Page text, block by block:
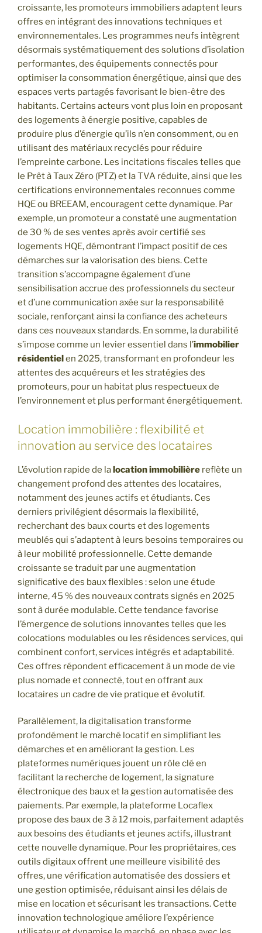
croissante, les promoteurs immobiliers adaptent leurs
offres en intégrant des innovations techniques et
environnementales. Les programmes neufs intègrent
désormais systématiquement des solutions d’isolation
performantes, des équipements connectés pour
optimiser la consommation énergétique, ainsi que des
espaces verts partagés favorisant le bien-être des
habitants. Certains acteurs vont plus loin en proposant
des logements à énergie positive, capables de
produire plus d’énergie qu’ils n’en consomment, ou en
utilisant des matériaux recyclés pour réduire
l’empreinte carbone. Les incitations fiscales telles que
le Prêt à Taux Zéro (PTZ) et la TVA réduite, ainsi que les
certifications environnementales reconnues comme
HQE ou BREEAM, encouragent cette dynamique. Par
exemple, un promoteur a constaté une augmentation
de 30 % de ses ventes après avoir certifié ses
logements HQE, démontrant l’impact positif de ces
démarches sur la valorisation des biens. Cette
transition s’accompagne également d’une
sensibilisation accrue des professionnels du secteur
et d’une communication axée sur la responsabilité
sociale, renforçant ainsi la confiance des acheteurs
dans ces nouveaux standards. En somme, la durabilité
s’impose comme un levier essentiel dans l’immobilier
résidentielen 2025, transformant en profondeur les
attentes des acquéreurs et les stratégies des
promoteurs, pour un habitat plus respectueux de
l’environnement et plus performant énergétiquement.
Location immobilière : flexibilité et
innovation au service des locataires
L’évolution rapide de lalocation immobilière reflète un
changement profond des attentes des locataires,
notamment des jeunes actifs et étudiants. Ces
derniers privilégient désormais la flexibilité,
recherchant des baux courts et des logements
meublés qui s’adaptent à leurs besoins temporaires ou
à leur mobilité professionnelle. Cette demande
croissante se traduit par une augmentation
significative des baux flexibles : selon une étude
interne, 45 % des nouveaux contrats signés en 2025
sont à durée modulable. Cette tendance favorise
l’émergence de solutions innovantes telles que les
colocations modulables ou les résidences services, qui
combinent confort, services intégrés et adaptabilité.
Ces offres répondent efficacement à un mode de vie
plus nomade et connecté, tout en offrant aux
locataires un cadre de vie pratique et évolutif.
Parallèlement, la digitalisation transforme
profondément le marché locatif en simplifiant les
démarches et en améliorant la gestion. Les
plateformes numériques jouent un rôle clé en
facilitant la recherche de logement, la signature
électronique des baux et la gestion automatisée des
paiements. Par exemple, la plateforme Locaflex
propose des baux de 3 à 12 mois, parfaitement adaptés
aux besoins des étudiants et jeunes actifs, illustrant
cette nouvelle dynamique. Pour les propriétaires, ces
outils digitaux offrent une meilleure visibilité des
offres, une vérification automatisée des dossiers et
une gestion optimisée, réduisant ainsi les délais de
mise en location et sécurisant les transactions. Cette
innovation technologique améliore l’expérience